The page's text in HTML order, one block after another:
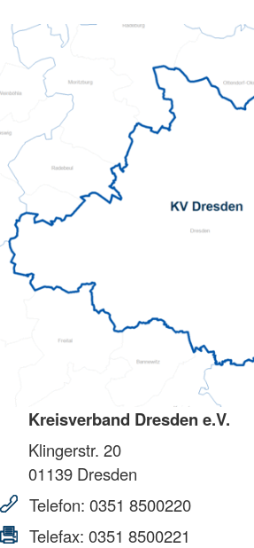
Kreisverband Dresden e.V.
Klingerstr. 20
01139 Dresden
Telefon: 0351 8500220
Telefax: 0351 8500221